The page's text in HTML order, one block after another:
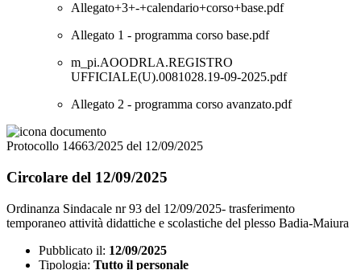
Allegato+3+-+calendario+corso+base.pdf
Allegato 1 - programma corso base.pdf
m_pi.AOODRLA.REGISTRO
UFFICIALE(U).0081028.19-09-2025.pdf
Allegato 2 - programma corso avanzato.pdf
Protocollo 14663/2025 del 12/09/2025
Circolare del 12/09/2025
Ordinanza Sindacale nr 93 del 12/09/2025- trasferimento
temporaneo attività didattiche e scolastiche del plesso Badia-Maiura
Pubblicato il: 12/09/2025
Tipologia: Tutto il personale